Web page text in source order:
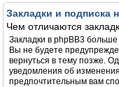
Закладки и подписка
Чем отличаются
Закладки в phpBB3
Вы не будете
вернуться в тему позже.
уведомления об
предпочтительным вам